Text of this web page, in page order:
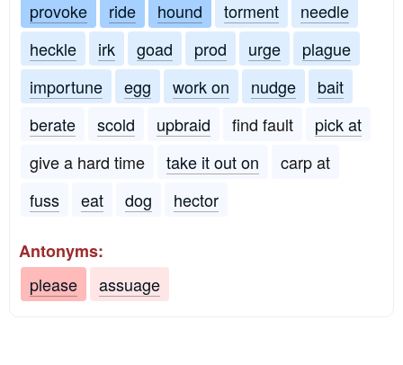
provoke
ride hound torment
needle
heckle
irk goad prod urge
plague
importune
egg work on nudge
bait
berate
scold upbraid find fault
pick at
give a hard time
take it out on
carp at
fuss
eat dog hector
Antonyms:
please
assuage